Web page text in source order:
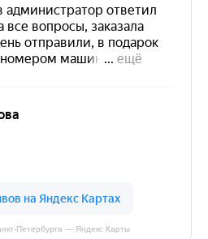
— Яндекс Карты